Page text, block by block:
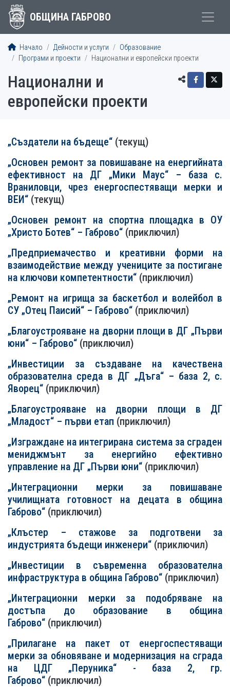
ОБЩИНА ГАБРОВО
Начало Дейности и услуги
Образование
Програми и проекти
Национални и европейски проекти
Национални и
европейски проекти
„Създатели на бъдеще“ (текущ)
„Основен ремонт за повишаване на енергийната
ефективност на ДГ „Мики Маус“ – база с.
Враниловци, чрез енергоспестяващи мерки и
ВЕИ“ (текущ)
„Основен ремонт на спортна площадка в ОУ
„Христо Ботев“ – Габрово“ (приключил)
„Предприемачество и креативни форми на
взаимодействие между учениците за постигане
на ключови компетентности“ (приключил)
„Ремонт на игрища за баскетбол и волейбол в
СУ „Отец Паисий“ – Габрово“ (приключил)
„Благоустрояване на дворни площи в ДГ „Първи
юни“ – Габрово“ (приключил)
„Инвестиции за създаване на качествена
образователна среда в ДГ „Дъга“ – база 2, с.
Яворец“ (приключил)
„Благоустрояване на дворни площи в ДГ
„Младост“ – първи етап (приключил)
„Изграждане на интегрирана система за сграден
мениджмънт за енергийно ефективно
управление на ДГ „Първи юни“ (приключил)
„Интеграционни мерки за повишаване
училищната готовност на децата в община
Габрово“ (приключил)
„Клъстер – стажове за подготвени за
индустрията бъдещи инженери“ (приключил)
„Инвестиции в съвременна образователна
инфраструктура в община Габрово“ (приключил)
„Интеграционни мерки за подобряване на
достъпа до образование в община
Габрово“ (приключил)
„Прилагане на пакет от енергоспестяващи
мерки за обновяване и модернизация на сграда
на ЦДГ „Перуника“ - база 2, гр.
Габрово“ (приключил)